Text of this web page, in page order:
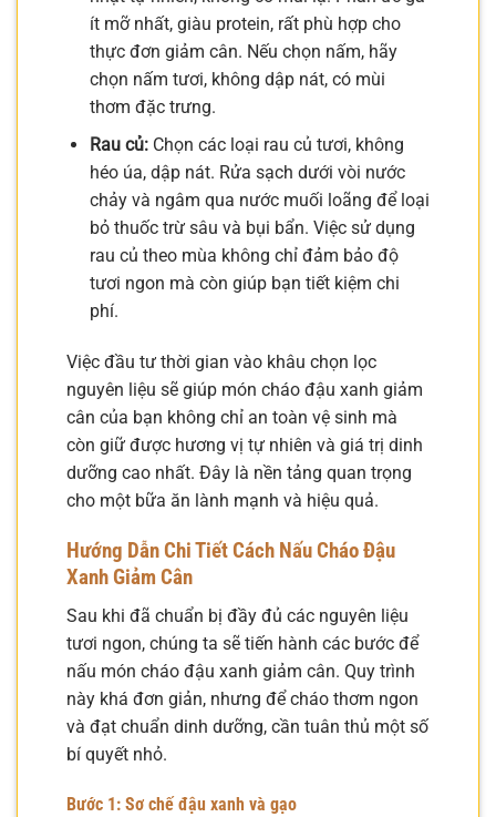
ít mỡ nhất, giàu protein, rất phù hợp cho
thực đơn giảm cân. Nếu chọn nấm, hãy
chọn nấm tươi, không dập nát, có mùi
thơm đặc trưng.
Rau củ:Chọn các loại rau củ tươi, không
héo úa, dập nát. Rửa sạch dưới vòi nước
chảy và ngâm qua nước muối loãng để loại
bỏ thuốc trừ sâu và bụi bẩn. Việc sử dụng
rau củ theo mùa không chỉ đảm bảo độ
tươi ngon mà còn giúp bạn tiết kiệm chi
phí.
Việc đầu tư thời gian vào khâu chọn lọc
nguyên liệu sẽ giúp món cháo đậu xanh giảm
cân của bạn không chỉ an toàn vệ sinh mà
còn giữ được hương vị tự nhiên và giá trị dinh
dưỡng cao nhất. Đây là nền tảng quan trọng
cho một bữa ăn lành mạnh và hiệu quả.
Hướng Dẫn Chi Tiết Cách Nấu Cháo Đậu
Xanh Giảm Cân
Sau khi đã chuẩn bị đầy đủ các nguyên liệu
tươi ngon, chúng ta sẽ tiến hành các bước để
nấu món cháo đậu xanh giảm cân. Quy trình
này khá đơn giản, nhưng để cháo thơm ngon
và đạt chuẩn dinh dưỡng, cần tuân thủ một số
bí quyết nhỏ.
Bước 1: Sơ chế đậu xanh và gạo